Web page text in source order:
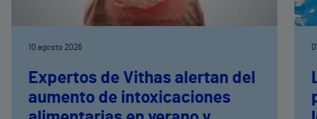
10 agosto 2026
Expertos de Vithas alertan del
aumento de intoxicaciones